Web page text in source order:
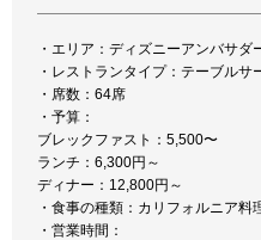
・エリア：ディズニーアンバサダ
・レストランタイプ：テーブルサ
・席数：64席
・予算：
ブレックファスト：5,500〜
ランチ：6,300円～
ディナー：12,800円～
・食事の種類：カリフォルニア料
・営業時間：